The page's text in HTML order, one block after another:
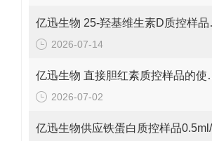
亿迅
2026-07-14
亿迅生物
2026-07-02
亿迅生物供应铁蛋白质控样品